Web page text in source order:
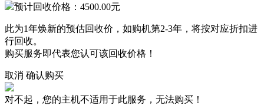
预计回收价格： 4500.00元
此为1年焕新的预估回收价，如购机第2-3年，将按对应折扣进
行回收。
购买服务即代表您认可该回收价格！
取消 确认购买
对不起，您的主机不适用于此服务，无法购买！